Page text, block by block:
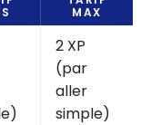
MAX
2 XP
(par
aller
simple)